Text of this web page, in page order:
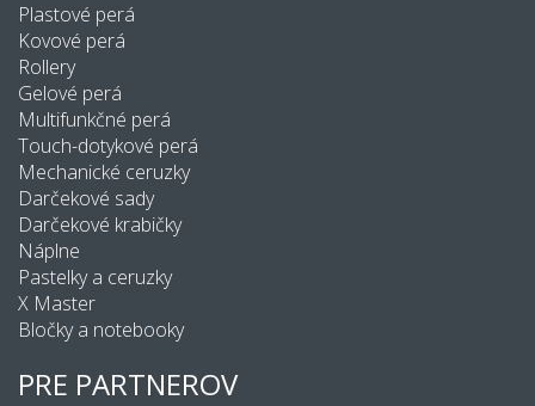
Plastové perá
Kovové perá
Rollery
Gelové perá
Multifunkčné perá
Touch-dotykové perá
Mechanické ceruzky
Darčekové sady
Darčekové krabičky
Náplne
Pastelky a ceruzky
X Master
Bločky a notebooky
PRE PARTNEROV